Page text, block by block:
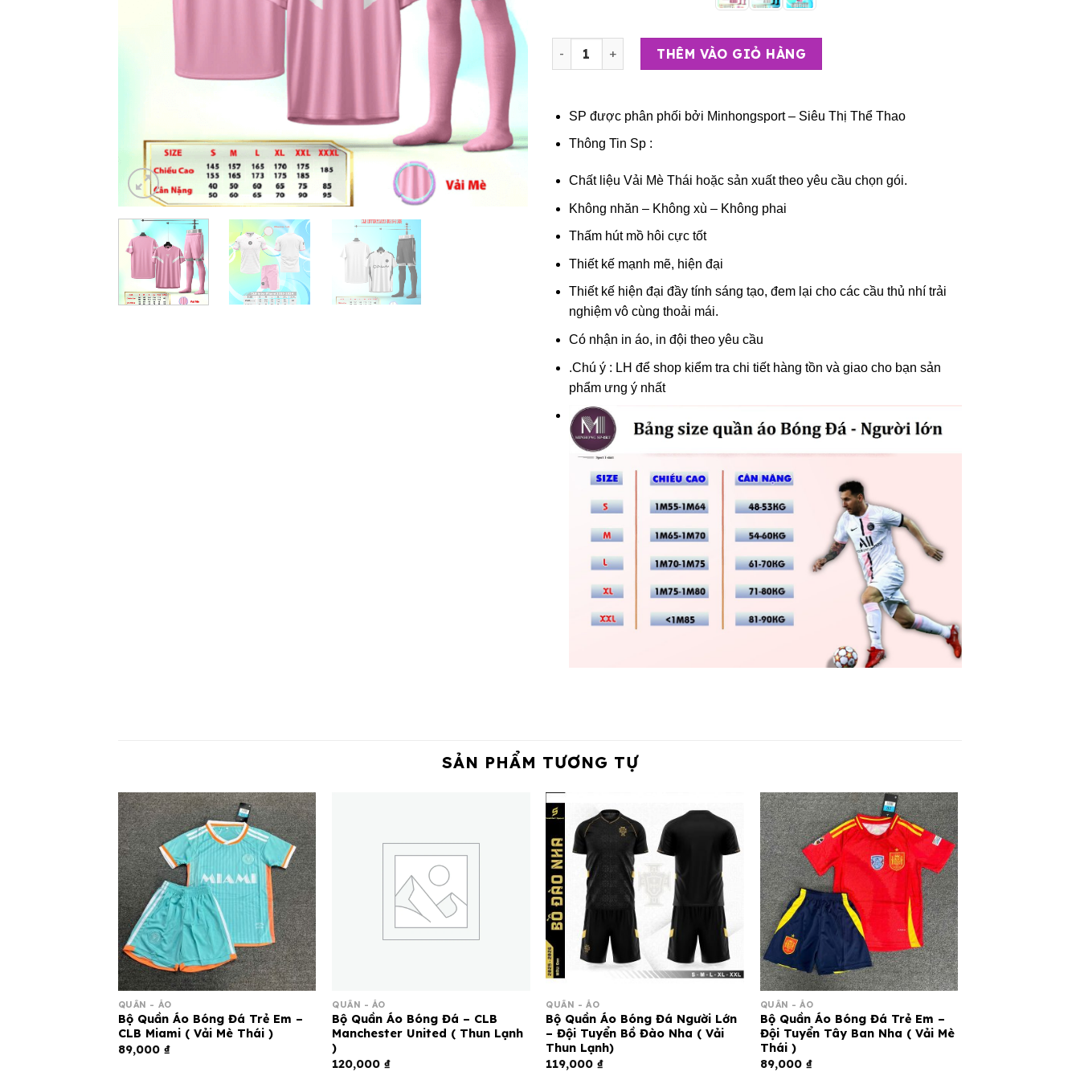
Bộ Quần Áo Bóng Đá Người Lớn – CLB Miami ( Vải Mè ) số lượng
THÊM VÀO GIỎ HÀNG
SP được phân phối bởi Minhongsport – Siêu Thị Thể Thao
Thông Tin Sp :
Chất liệu Vải Mè Thái hoặc sản xuất theo yêu cầu chọn gói.
Không nhăn – Không xù – Không phai
Thấm hút mồ hôi cực tốt
Thiết kế mạnh mẽ, hiện đại
Thiết kế hiện đại đầy tính sáng tạo, đem lại cho các cầu thủ nhí trải
nghiệm vô cùng thoải mái.
Có nhận in áo, in đội theo yêu cầu
.Chú ý : LH để shop kiểm tra chi tiết hàng tồn và giao cho bạn sản
phẩm ưng ý nhất
SẢN PHẨM TƯƠNG TỰ
QUẦN - ÁO
Bộ Quần Áo Bóng Đá Trẻ Em –
CLB Miami ( Vải Mè Thái )
89,000 ₫
QUẦN - ÁO
Bộ Quần Áo Bóng Đá – CLB
Manchester United ( Thun Lạnh
)
120,000₫
QUẦN - ÁO
Bộ Quần Áo Bóng Đá Người Lớn
– Đội Tuyển Bồ Đào Nha ( Vải
Thun Lạnh)
119,000₫
QUẦN - ÁO
Bộ Quần Áo Bóng Đá Trẻ Em –
Đội Tuyển Tây Ban Nha ( Vải Mè
Thái )
89,000 ₫